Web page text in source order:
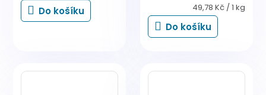
Do košíku
Měrná
cena:
49,78 Kč / 1 kg
Do košíku